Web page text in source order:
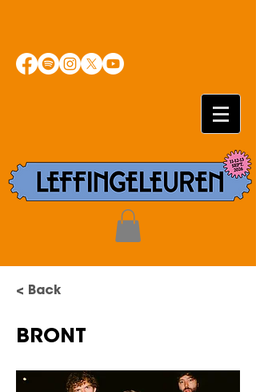
< Back
BRONT